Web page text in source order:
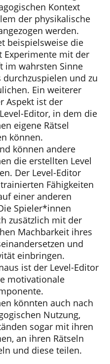
Kontext
der physikalische
werden.
beispielsweise die
Experimente mit der
im wahrsten Sinne
durchzuspielen und zu
Ein weiterer
Aspekt ist der
Editor, in dem die
eigene Rätsel
können.
können andere
die erstellten Level
Der Level-Editor
Fähigkeiten
einer anderen
Spieler*innen
zusätzlich mit der
Machbarkeit ihres
und
einbringen.
ist der Level-Editor
motivationale
könnten auch nach
Nutzung,
sogar mit ihren
an ihren Rätseln
und diese teilen.